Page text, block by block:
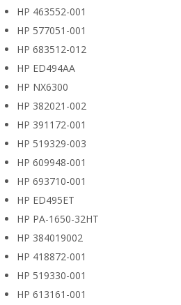
HP 463552-001
HP 577051-001
HP 683512-012
HP ED494AA
HP NX6300
HP 382021-002
HP 391172-001
HP 519329-003
HP 609948-001
HP 693710-001
HP ED495ET
HP PA-1650-32HT
HP 384019002
HP 418872-001
HP 519330-001
HP 613161-001